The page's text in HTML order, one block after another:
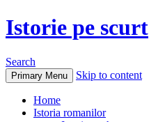
Istorie pe scurt
Search
Primary Menu Skip to content
Home
Istoria romanilor